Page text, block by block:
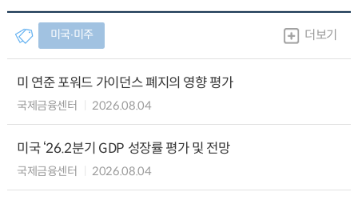
미국∙미주 더보기
미 연준 포워드 가이던스 폐지의 영향 평가
국제금융센터 2026.08.04
미국 ‘26.2분기 GDP 성장률 평가 및 전망
국제금융센터 2026.08.04